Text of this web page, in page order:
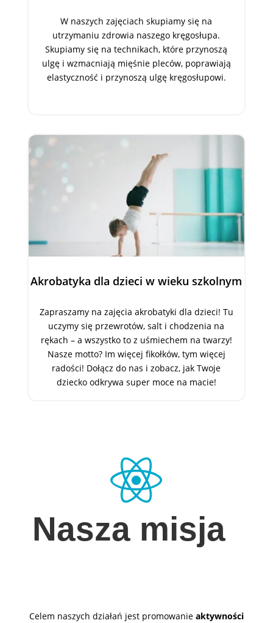
W naszych zajęciach skupiamy się na
utrzymaniu zdrowia naszego kręgosłupa.
Skupiamy się na technikach, które przynoszą
ulgę i wzmacniają mięśnie pleców, poprawiają
elastyczność i przynoszą ulgę kręgosłupowi.
Akrobatyka dla dzieci w wieku szkolnym
Zapraszamy na zajęcia akrobatyki dla dzieci! Tu
uczymy się przewrotów, salt i chodzenia na
rękach – a wszystko to z uśmiechem na twarzy!
Nasze motto? Im więcej fikołków, tym więcej
radości! Dołącz do nas i zobacz, jak Twoje
dziecko odkrywa super moce na macie!

Nasza misja
Celem naszych działań jest promowanie aktywności